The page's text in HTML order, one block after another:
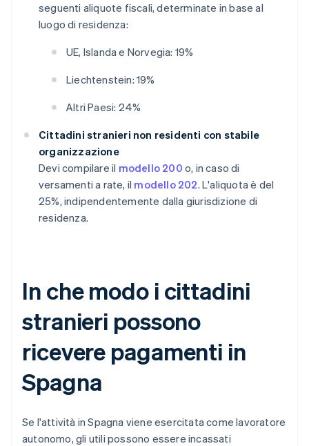
seguenti aliquote fiscali, determinate in base al
luogo di residenza:
UE, Islanda e Norvegia: 19%
Liechtenstein: 19%
Altri Paesi: 24%
Cittadini stranieri non residenti con stabile
organizzazione
Devi compilare il modello 200 o, in caso di
versamenti a rate, il modello 202. L'aliquota è del
25%, indipendentemente dalla giurisdizione di
residenza.
In che modo i cittadini
stranieri possono
ricevere pagamenti in
Spagna
Se l'attività in Spagna viene esercitata come lavoratore
autonomo, gli utili possono essere incassati